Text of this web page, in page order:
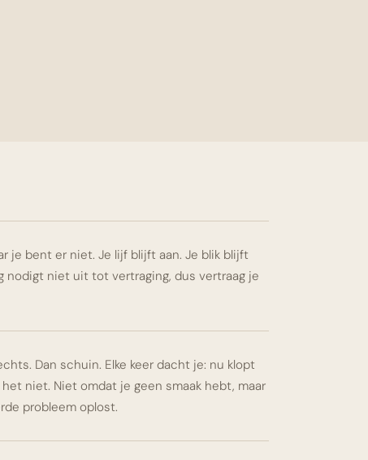
je bent er niet. Je lijf blijft aan. Je blik blijft
nodigt niet uit tot vertraging, dus vertraag je
Dan schuin. Elke keer dacht je: nu klopt
het niet. Niet omdat je geen smaak hebt, maar
probleem oplost.